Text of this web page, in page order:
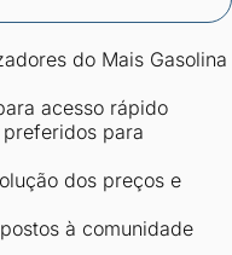
do Mais Gasolina
acesso rápido
para
dos preços e
à comunidade